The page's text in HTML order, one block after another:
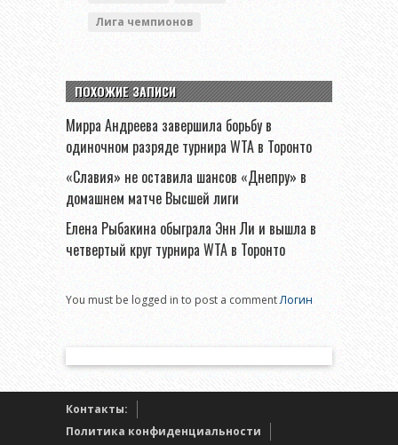
Лига чемпионов
ПОХОЖИЕ ЗАПИСИ
Мирра Андреева завершила борьбу в
одиночном разряде турнира WTA в Торонто
«Славия» не оставила шансов «Днепру» в
домашнем матче Высшей лиги
Елена Рыбакина обыграла Энн Ли и вышла в
четвертый круг турнира WTA в Торонто
You must be logged in to post a commentЛогин
Контакты:
Политика конфиденциальности